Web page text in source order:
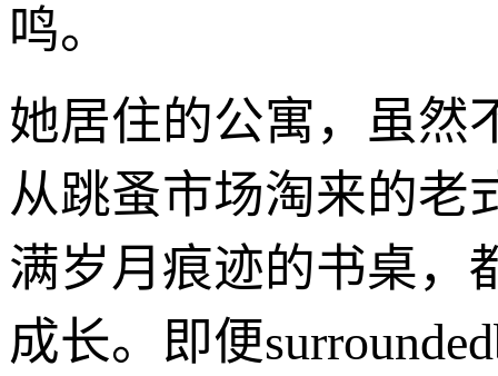
鸣。
她居住的公寓，虽然
从跳蚤市场淘来的老
满岁月痕迹的书桌，
成长。即便